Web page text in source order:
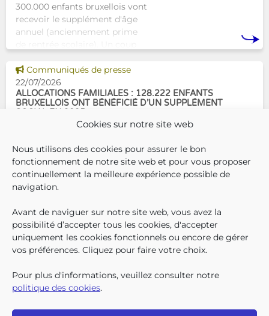
Cookies sur notre site web
Nous utilisons des cookies pour assurer le bon
fonctionnement de notre site web et pour vous proposer
continuellement la meilleure expérience possible de
navigation.
Avant de naviguer sur notre site web, vous avez la
possibilité d’accepter tous les cookies, d'accepter
uniquement les cookies fonctionnels ou encore de gérer
vos préférences. Cliquez pour faire votre choix.
Pour plus d'informations, veuillez consulter notre
politique des cookies.
300.000 enfants bruxellois vont
recevoir le supplément d'âge
annuel (anciennement prime
commencer la
Voir cette news
Communiqués de presse
22/07/2026
ALLOCATIONS FAMILIALES : 128.222 ENFANTS
BRUXELLOIS ONT BÉNÉFICIÉ D’UN SUPPLÉMENT
En décembre 2025, 304.966
enfants bruxellois avaient droit
aux allocations familiales.
Parmi eux, 128.222
supplément social en plus du
montant de base de leurs all
QUI SOMMES-NOUS ?
TRAVAILLER CHEZ NOUS
TOUTES LES NEWS
TRANSPARENCE
CONTACTEZ-NOUS
PRESSE
PLAINTES